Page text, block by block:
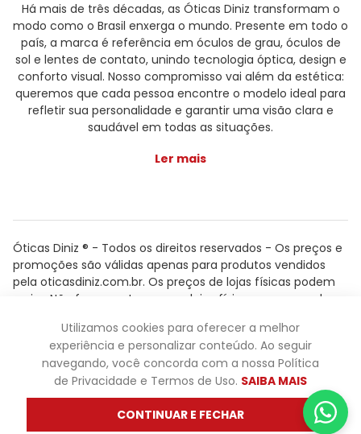
Há mais de três décadas, as Óticas Diniz transformam o
modo como o Brasil enxerga o mundo. Presente em todo o
país, a marca é referência em óculos de grau, óculos de
sol e lentes de contato, unindo tecnologia óptica, design e
conforto visual. Nosso compromisso vai além da estética:
queremos que cada pessoa encontre o modelo ideal para
refletir sua personalidade e garantir uma visão clara e
saudável em todas as situações.
Ler mais
Óticas Diniz ® - Todos os direitos reservados - Os preços e
promoções são válidas apenas para produtos vendidos
pela oticasdiniz.com.br. Os preços de lojas físicas podem
variar. Não fazemos trocas em lojas físicas, apenas pelo
Powered by
Utilizamos cookies para oferecer a melhor
experiência e personalizar conteúdo. Ao seguir
navegando, você concorda com a nossa Política
de Privacidade e Termos de Uso. SAIBA MAIS
CONTINUAR E FECHAR